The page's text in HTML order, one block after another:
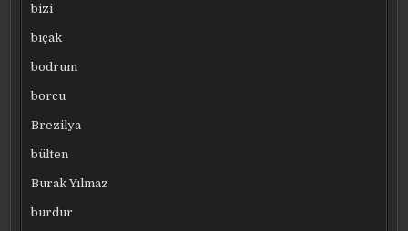
bizi
bıçak
bodrum
borcu
Brezilya
bülten
Burak Yılmaz
burdur